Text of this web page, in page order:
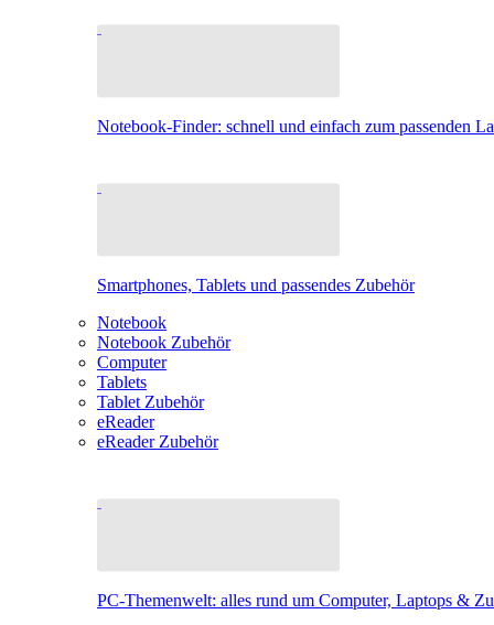
Notebook-Finder: schnell und einfach zum passenden
Smartphones, Tablets und passendes Zubehör
Notebook
Notebook Zubehör
Computer
Tablets
Tablet Zubehör
eReader
eReader Zubehör
PC-Themenwelt: alles rund um Computer, Laptops &